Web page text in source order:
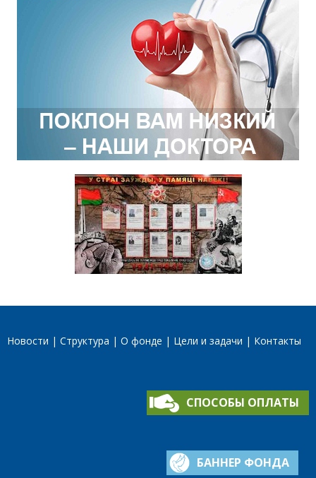
Новости Структура О фонде Цели и задачи Контакты
СПОСОБЫ ОПЛАТЫ
БАННЕР ФОНДА